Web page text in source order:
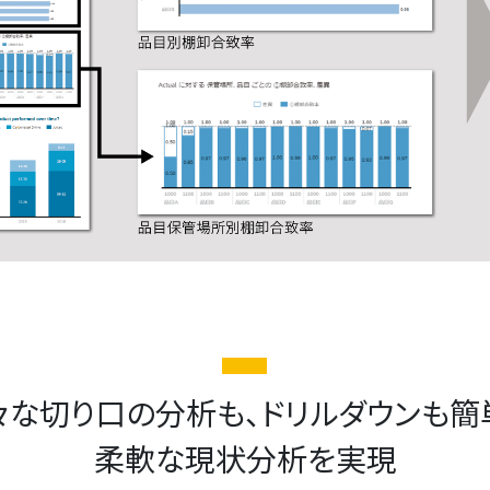
切り口の分析も、ドリルダウンも
柔軟な現状分析を実現